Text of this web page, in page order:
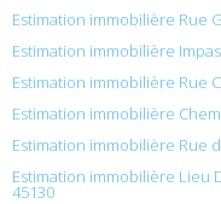
Estimation immobilière Rue
Estimation immobilière
Estimation immobilière Rue
Estimation immobilière
Estimation immobilière Rue
Estimation immobilière Lieu
45130